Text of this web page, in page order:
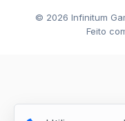
© 2026 Infinitum
Feito